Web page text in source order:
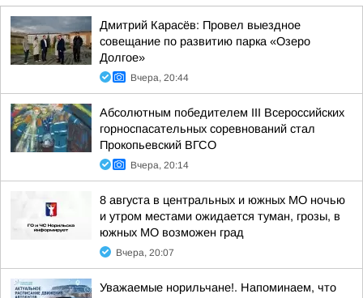
Дмитрий Карасёв: Провел выездное
совещание по развитию парка «Озеро
Долгое»
Вчера, 20:44
Абсолютным победителем III Всероссийских
горноспасательных соревнований стал
Прокопьевский ВГСО
Вчера, 20:14
8 августа в центральных и южных МО ночью
и утром местами ожидается туман, грозы, в
южных МО возможен град
Вчера, 20:07
Уважаемые норильчане!. Напоминаем, что